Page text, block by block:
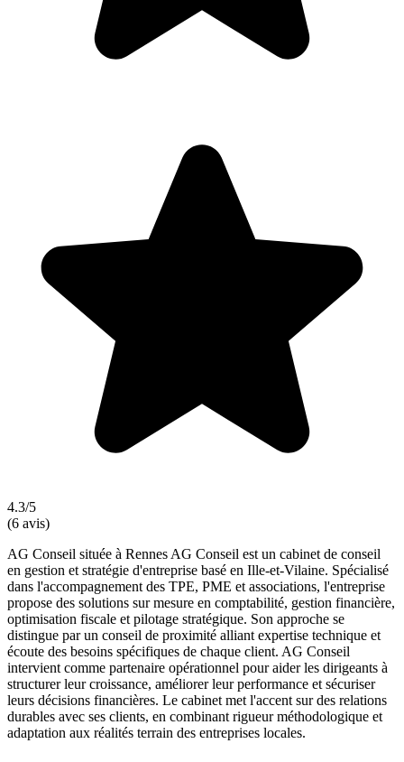
4.3/5
(6 avis)
AG Conseil située à Rennes AG Conseil est un cabinet de conseil
en gestion et stratégie d'entreprise basé en Ille-et-Vilaine. Spécialisé
dans l'accompagnement des TPE, PME et associations, l'entreprise
propose des solutions sur mesure en comptabilité, gestion financière,
optimisation fiscale et pilotage stratégique. Son approche se
distingue par un conseil de proximité alliant expertise technique et
écoute des besoins spécifiques de chaque client. AG Conseil
intervient comme partenaire opérationnel pour aider les dirigeants à
structurer leur croissance, améliorer leur performance et sécuriser
leurs décisions financières. Le cabinet met l'accent sur des relations
durables avec ses clients, en combinant rigueur méthodologique et
adaptation aux réalités terrain des entreprises locales.